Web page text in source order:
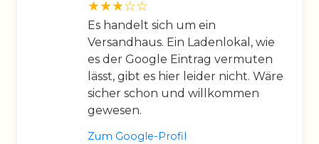
Es handelt sich um ein
Versandhaus. Ein Ladenlokal, wie
es der Google Eintrag vermuten
lässt, gibt es hier leider nicht. Wäre
sicher schon und willkommen
gewesen.
Zum Google-Profil